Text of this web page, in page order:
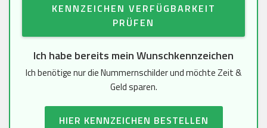
KENNZEICHEN VERFÜGBARKEIT
PRÜFEN
Ich habe bereits mein Wunschkennzeichen
Ich benötige nur die Nummernschilder und möchte Zeit &
Geld sparen.
HIER KENNZEICHEN BESTELLEN